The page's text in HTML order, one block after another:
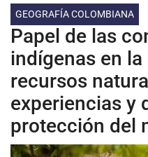
GEOGRAFÍA COLOMBIANA
Papel de las
indígenas en
recursos
experiencias y
protección del